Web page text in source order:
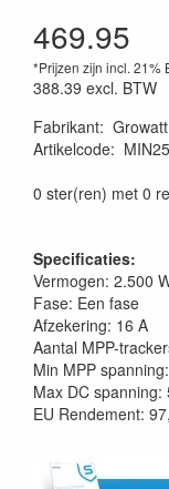
469.95
*Prijzen zijn incl. 21%
388.39 excl. BTW
Fabrikant: Growatt
Artikelcode:
0 ster(ren) met 0
Specificaties:
Vermogen: 2.500
Fase: Een fase
Afzekering: 16 A
Aantal MPP-
Min MPP
Max DC spanning:
EU Rendement: